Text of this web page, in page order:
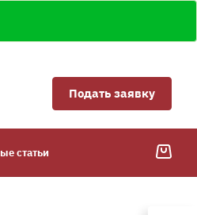
Подать заявку
статьи